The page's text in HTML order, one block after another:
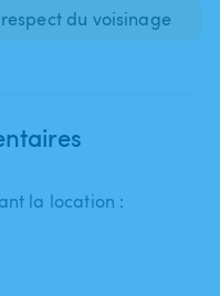
du voisinage
la location :